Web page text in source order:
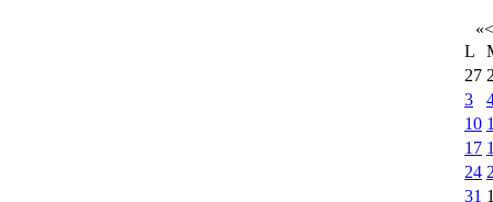
«<
L
27
3
10
17
24
31